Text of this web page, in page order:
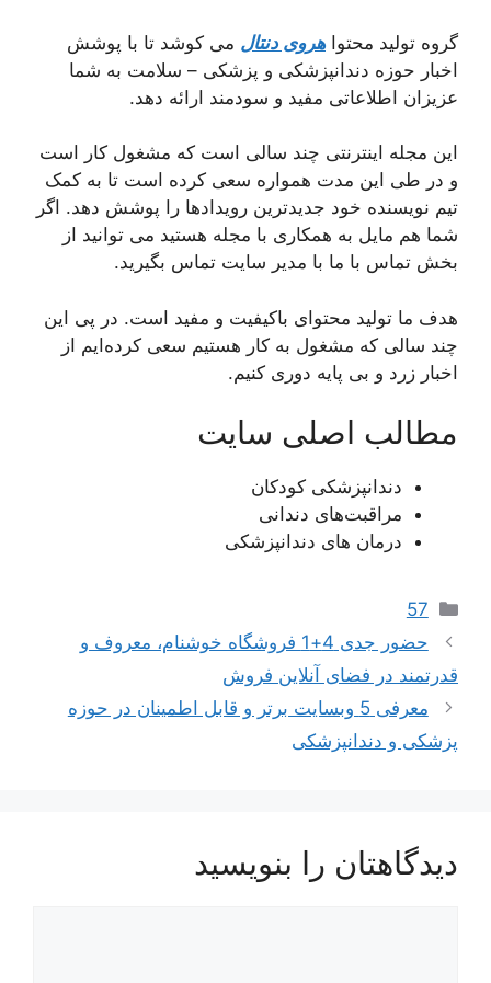
گروه تولید محتواهروی دنتال می کوشد تا با پوشش
اخبار حوزه دندانپزشکی و پزشکی – سلامت به شما
عزیزان اطلاعاتی مفید و سودمند ارائه دهد.
این مجله اینترنتی چند سالی است که مشغول کار است
و در طی این مدت همواره سعی کرده است تا به کمک
تیم نویسنده خود جدیدترین رویدادها را پوشش دهد. اگر
شما هم مایل به همکاری با مجله هستید می توانید از
بخش تماس با ما با مدیر سایت تماس بگیرید.
هدف ما تولید محتوای باکیفیت و مفید است. در پی این
چند سالی که مشغول به کار هستیم سعی کرده‌ایم از
اخبار زرد و بی پایه دوری کنیم.
مطالب اصلی سایت
دندانپزشکی کودکان
مراقبت‌های دندانی
درمان های دندانپزشکی
دسته‌ها
57
حضور جدی 4+1 فروشگاه خوشنام، معروف و
قدرتمند در فضای آنلاین فروش
معرفی 5 وبسایت برتر و قابل اطمینان در حوزه
پزشکی و دندانپزشکی
دیدگاهتان را بنویسید